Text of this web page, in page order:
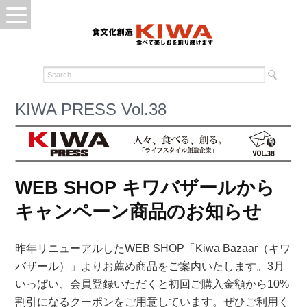
KIWA PRESS Vol.38
WEB SHOP キワバザールから
キャンペーン商品のお知らせ
昨年リニューアルしたWEB SHOP「Kiwa Bazaar（キワ
バザール）」よりお薦め商品をご案内いたします。3月
いっぱい、会員登録いただくと初回ご購入金額から10%
割引になるクーポンをご用意しています。ぜひご利用く